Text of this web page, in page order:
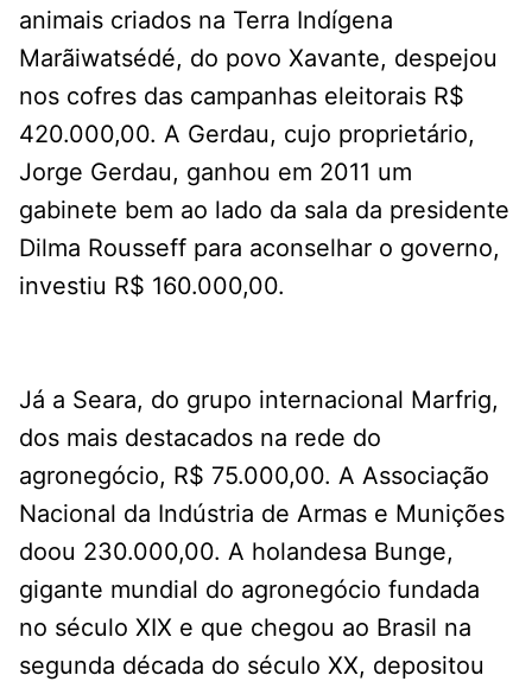
animais criados na Terra Indígena
Marãiwatsédé, do povo Xavante, despejou
nos cofres das campanhas eleitorais R$
420.000,00. A Gerdau, cujo proprietário,
Jorge Gerdau, ganhou em 2011 um
gabinete bem ao lado da sala da presidente
Dilma Rousseff para aconselhar o governo,
investiu R$ 160.000,00.
Já a Seara, do grupo internacional Marfrig,
dos mais destacados na rede do
agronegócio, R$ 75.000,00. A Associação
Nacional da Indústria de Armas e Munições
doou 230.000,00. A holandesa Bunge,
gigante mundial do agronegócio fundada
no século XIX e que chegou ao Brasil na
segunda década do século XX, depositou